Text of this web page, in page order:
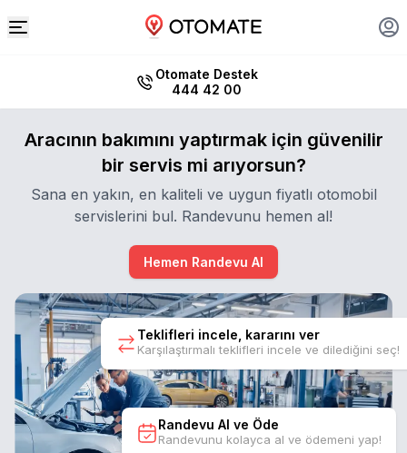
Otomate Destek
444 42 00
Aracının bakımını yaptırmak için güvenilir
bir servis mi arıyorsun?
Sana en yakın, en kaliteli ve uygun fiyatlı otomobil
servislerini bul. Randevunu hemen al!
Hemen Randevu Al
Teklifleri incele, kararını ver
Karşılaştırmalı teklifleri incele ve dilediğini seç!
Randevu Al ve Öde
Randevunu kolayca al ve ödemeni yap!